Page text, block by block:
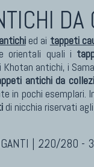
DA
ed ai tappeti
orientali quali i
antichi, i
antichi da
in pochi esemplari.
di nicchia riservati
| 220/280 -